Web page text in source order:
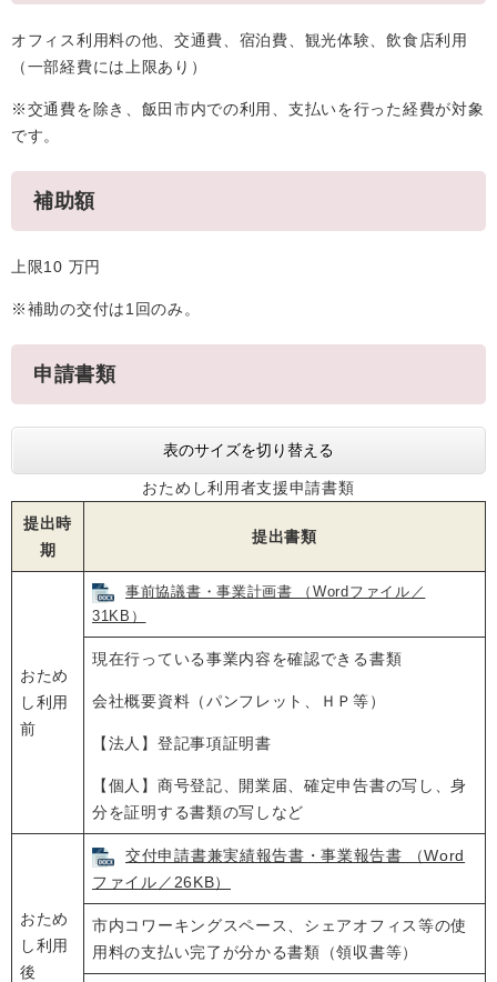
オフィス利用料の他、交通費、宿泊費、観光体験、飲食店利用
（一部経費には上限あり）
※交通費を除き、飯田市内での利用、支払いを行った経費が対象
です。
補助額
上限10 万円
※補助の交付は1回のみ。
申請書類
表のサイズを切り替える
おためし利用者支援申請書類
提出時
期
提出書類
おため
し利用
前
事前協議書・事業計画書 （Wordファイル／
31KB）
現在行っている事業内容を確認できる書類
会社概要資料（パンフレット、ＨＰ等）
【法人】登記事項証明書
【個人】商号登記、開業届、確定申告書の写し、身
分を証明する書類の写しなど
おため
し利用
後
交付申請書兼実績報告書・事業報告書 （Word
ファイル／26KB）
市内コワーキングスペース、シェアオフィス等の使
用料の支払い完了が分かる書類（領収書等）